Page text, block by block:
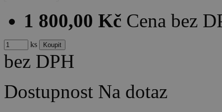
1 800,00 Kč Cena bez
ks
bez DPH
Dostupnost Na dotaz